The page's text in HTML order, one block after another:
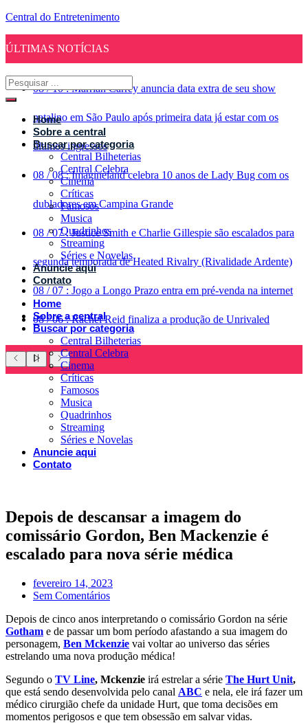
Central do Entretenimento
ÚLTIMAS NOTÍCIAS
08 / 10 : Marriah Carrey anuncia data extra de seu show
natalino em São Paulo após primeira data já estar com os
últimos ingressos
08 / 08 : Imagineland celebra 10 anos de Lady Bug com os
dubladores em Campina Grande
08 / 07 : Justice Smith e Charlie Gillespie são escalados para
segunda temporada de Heated Rivalry (Rivalidade Ardente)
08 / 07 : Jogo a Longo Prazo entra em pré-venda na internet
08 / 06 : Rachel Reid finaliza a produção de Unrivaled
Home
Sobre a central
Buscar por categoria
Central Bilheterias
Central Celebra
Cinema
Críticas
Famosos
Musica
Quadrinhos
Streaming
Séries e Novelas
Anuncie aqui
Contato
Home
Sobre a central
Buscar por categoria
Central Bilheterias
Central Celebra
Cinema
Críticas
Famosos
Musica
Quadrinhos
Streaming
Séries e Novelas
Anuncie aqui
Contato
Depois de descansar a imagem do
comissário Gordon, Ben Mackenzie é
escalado para nova série médica
fevereiro 14, 2023
Sem Comentários
Depois de cinco anos interpretando o comissário Gordon na série
Gotham e de passar um bom período afastando a sua imagem do
personagem, Ben Mckenzie vai voltar ao universo das séries
estrelando uma nova produção médica!
Segundo o TV Line, Mckenzie irá estrelar a série The Hurt Unit,
que está sendo desenvolvida pelo canal ABC e nela, ele irá fazer um
médico cirurgião chefe da unidade Hurt, que toma decisões em
momentos perigosos e que tem obsessão em salvar vidas.